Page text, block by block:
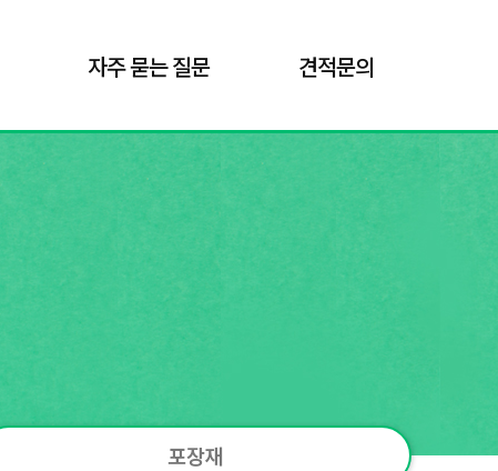
자주 묻는 질문 견적문의
포장재